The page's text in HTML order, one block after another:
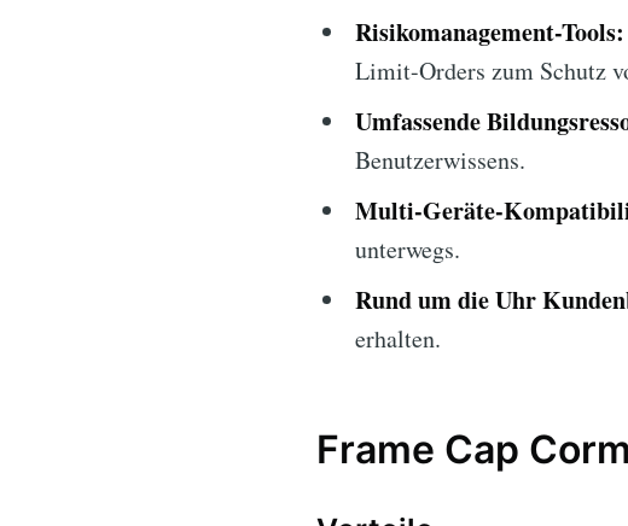
Risikomanagement-Tools:
Limit-Orders zum Schutz
Umfassende
Benutzerwissens.
Multi-Geräte-
unterwegs.
Rund um die Uhr
erhalten.
Frame Cap